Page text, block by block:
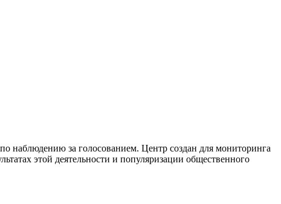
наблюдению за голосованием. Центр создан для мониторинга
этой деятельности и популяризации общественного